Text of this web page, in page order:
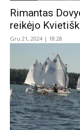
Rimantas
reikėjo
Gru 21, 2024 | 18:28